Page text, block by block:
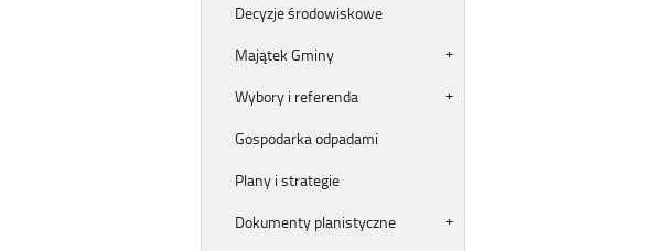
Decyzje środowiskowe
Majątek Gminy
Wybory i referenda
Gospodarka odpadami
Plany i strategie
Dokumenty planistyczne